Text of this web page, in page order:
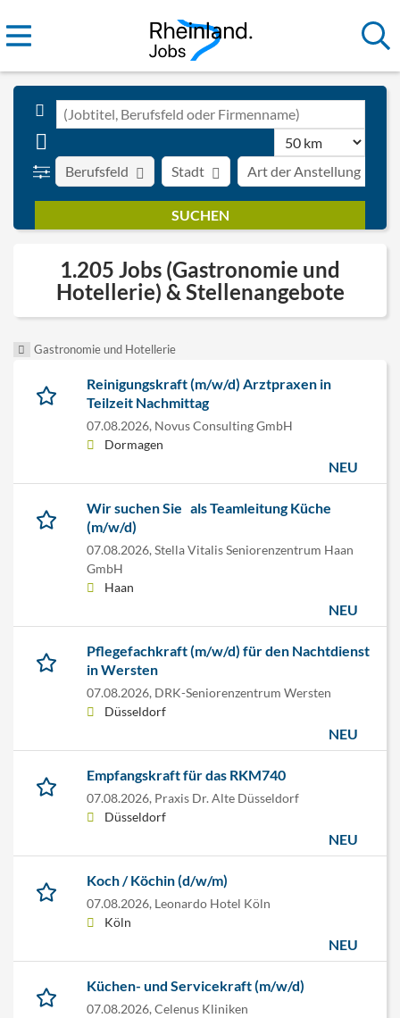
Stadt Art der Anstellung
Berufsfeld
1.205 Jobs (Gastronomie und
Hotellerie) & Stellenangebote
Gastronomie und Hotellerie
Reinigungskraft (m/w/d) Arztpraxen in
Teilzeit Nachmittag
07.08.2026, Novus Consulting GmbH
Dormagen
NEU
Wir suchen Sie ‍ ‍ als Teamleitung Küche
(m/w/d)
07.08.2026, Stella Vitalis Seniorenzentrum Haan
GmbH
Haan
NEU
Pflegefachkraft (m/w/d) für den Nachtdienst
in Wersten
07.08.2026, DRK-Seniorenzentrum Wersten
Düsseldorf
NEU
Empfangskraft für das RKM740
07.08.2026, Praxis Dr. Alte Düsseldorf
Düsseldorf
NEU
Koch / Köchin (d/w/m)
07.08.2026, Leonardo Hotel Köln
Köln
NEU
Küchen- und Servicekraft (m/w/d)
07.08.2026, Celenus Kliniken